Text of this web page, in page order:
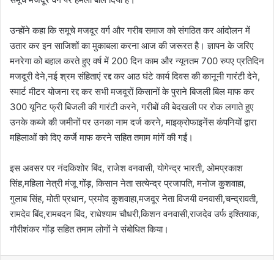
उन्होंने कहा कि समूचे मजदूर वर्ग और गरीब समाज को संगठित कर आंदोलन में
उतार कर इन साजिशों का मुकाबला करना आज की जरूरत है। ज्ञापन के जरिए
मनरेगा को बहाल करते हुए वर्ष में 200 दिन काम और न्यूनतम 700 रुपए प्रतिदिन
मजदूरी देने,नई श्रम संहिताएं रद्द कर आठ घंटे कार्य दिवस की कानूनी गारंटी देने,
स्मार्ट मीटर योजना रद्द कर सभी मजदूरों किसानों के पुराने बिजली बिल माफ कर
300 यूनिट फ्री बिजली की गारंटी करने, गरीबों की बेदखली पर रोक लगाते हुए
उनके कब्जे की जमीनों पर उनका नाम दर्ज करने, माइक्रोफाइनेंस कंपनियों द्वारा
महिलाओं को दिए कर्जे माफ करने सहित तमाम मांगें की गईं।
इस अवसर पर नंदकिशोर बिंद, राजेश वनवासी, योगेन्द्र भारती, ओमप्रकाश
सिंह,महिला नेत्री मंजू गोंड़, किसान नेता सत्येन्द्र प्रजापति, मनोज कुशवाहा,
गुलाब सिंह, मोती प्रधान, प्रमोद कुशवाहा,मजदूर नेता विजयी वनवासी,चन्द्रावती,
रामदेव बिंद,रामबदन बिंद, राधेश्याम चौधरी,किशन वनवासी,राजदेव उर्फ इश्तियाक,
गौरीशंकर गोंड़ सहित तमाम लोगों ने संबोधित किया।